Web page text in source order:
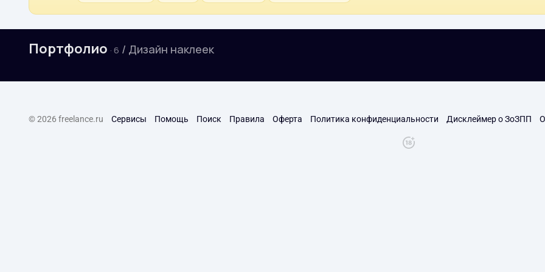
Портфолио · 6 / Дизайн наклеек
© 2026 freelance.ru Сервисы Помощь Поиск Правила Оферта Политика конфиденциальности Дисклеймер о ЗоЗПП